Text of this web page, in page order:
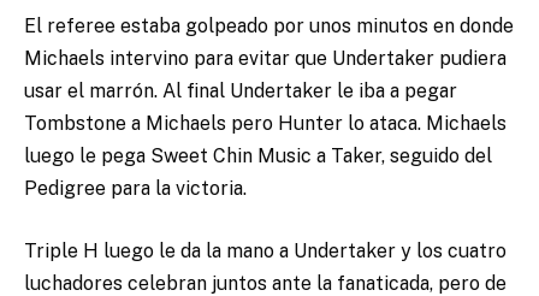
El referee estaba golpeado por unos minutos en donde
Michaels intervino para evitar que Undertaker pudiera
usar el marrón. Al final Undertaker le iba a pegar
Tombstone a Michaels pero Hunter lo ataca. Michaels
luego le pega Sweet Chin Music a Taker, seguido del
Pedigree para la victoria.
Triple H luego le da la mano a Undertaker y los cuatro
luchadores celebran juntos ante la fanaticada, pero de